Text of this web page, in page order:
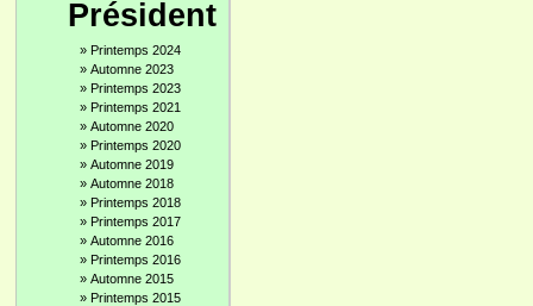
Président
» Printemps 2024
» Automne 2023
» Printemps 2023
» Printemps 2021
» Automne 2020
» Printemps 2020
» Automne 2019
» Automne 2018
» Printemps 2018
» Printemps 2017
» Automne 2016
» Printemps 2016
» Automne 2015
» Printemps 2015